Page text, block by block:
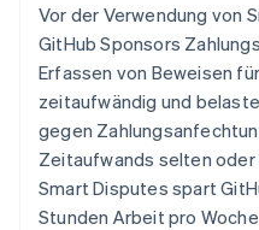
Vor der Verwendung von
GitHub Sponsors
Erfassen von Beweisen
zeitaufwändig und
gegen
Zeitaufwands selten
Smart Disputes spart
Stunden Arbeit pro